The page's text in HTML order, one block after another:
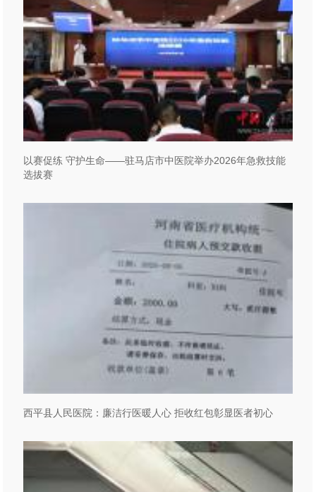
以赛促练 守护生命——驻马店市中医院举办2026年急救技能
选拔赛
西平县人民医院：廉洁行医暖人心 拒收红包彰显医者初心